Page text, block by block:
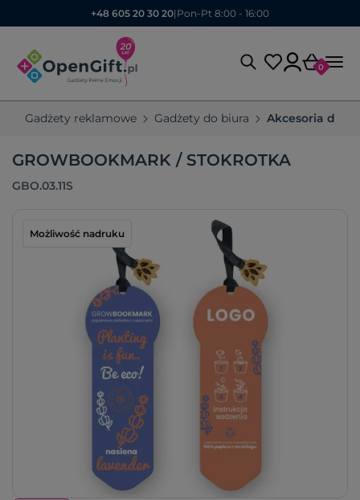
+48 605 20 30 20| Pon-Pt 8:00 - 16:00
0
Gadżety reklamowe Gadżety do biura Akcesoria do
GROWBOOKMARK / STOKROTKA
GBO.03.11S
Możliwość nadruku